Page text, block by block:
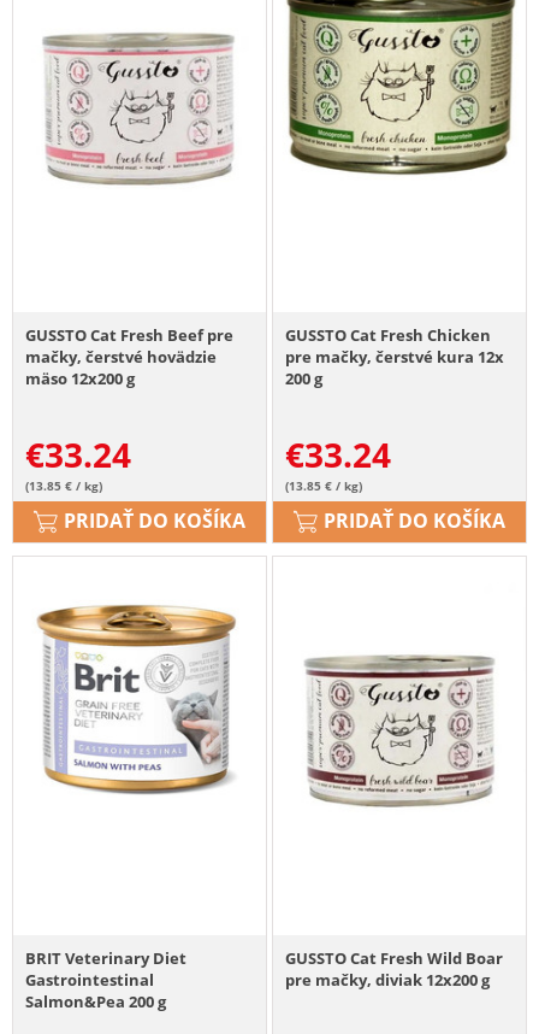
GUSSTO Cat Fresh Beef pre
mačky, čerstvé hovädzie
mäso 12x200 g
€33.24
(13.85 € / kg)
PRIDAŤ DO KOŠÍKA
GUSSTO Cat Fresh Chicken
pre mačky, čerstvé kura 12x
200 g
€33.24
(13.85 € / kg)
PRIDAŤ DO KOŠÍKA
BRIT Veterinary Diet
Gastrointestinal
Salmon&Pea 200 g
GUSSTO Cat Fresh Wild Boar
pre mačky, diviak 12x200 g